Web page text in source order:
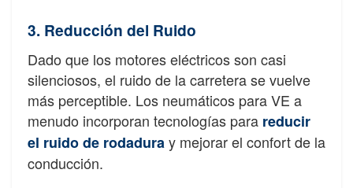
3. Reducción del Ruido
Dado que los motores eléctricos son casi
silenciosos, el ruido de la carretera se vuelve
más perceptible. Los neumáticos para VE a
menudo incorporan tecnologías para reducir
el ruido de rodaduray mejorar el confort de la
conducción.